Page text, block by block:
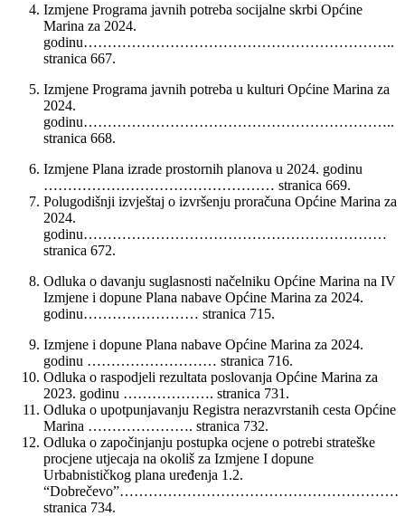
Izmjene Programa javnih potreba socijalne skrbi Općine
Marina za 2024.
godinu………………………………………………………..
stranica 667.
Izmjene Programa javnih potreba u kulturi Općine Marina za
2024.
godinu………………………………………………………..
stranica 668.
Izmjene Plana izrade prostornih planova u 2024. godinu
………………………………………… stranica 669.
Polugodišnji izvještaj o izvršenju proračuna Općine Marina za
2024.
godinu………………………………………………………
stranica 672.
Odluka o davanju suglasnosti načelniku Općine Marina na IV
Izmjene i dopune Plana nabave Općine Marina za 2024.
godinu…………………… stranica 715.
Izmjene i dopune Plana nabave Općine Marina za 2024.
godinu ……………………… stranica 716.
Odluka o raspodjeli rezultata poslovanja Općine Marina za
2023. godinu ………………. stranica 731.
Odluka o upotpunjavanju Registra nerazvrstanih cesta Općine
Marina …………………. stranica 732.
Odluka o započinjanju postupka ocjene o potrebi strateške
procjene utjecaja na okoliš za Izmjene I dopune
Urbabnističkog plana uređenja 1.2.
stranica 734.